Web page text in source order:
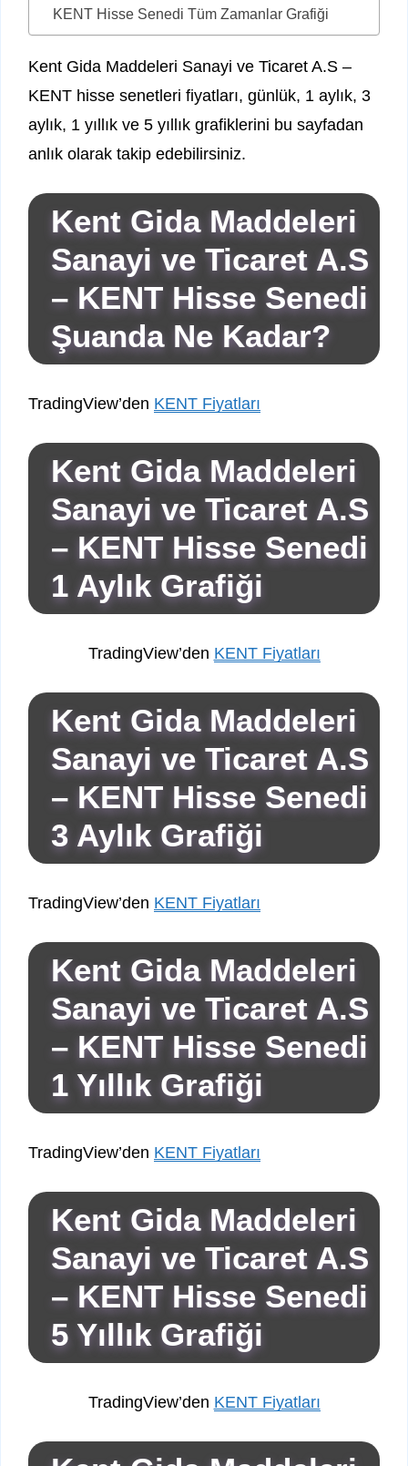
KENT Hisse Senedi Tüm Zamanlar Grafiği
Kent Gida Maddeleri Sanayi ve Ticaret A.S –
KENT hisse senetleri fiyatları, günlük, 1 aylık, 3
aylık, 1 yıllık ve 5 yıllık grafiklerini bu sayfadan
anlık olarak takip edebilirsiniz.
Kent Gida Maddeleri
Sanayi ve Ticaret A.S
– KENT Hisse Senedi
Şuanda Ne Kadar?
TradingView’den KENT Fiyatları
Kent Gida Maddeleri
Sanayi ve Ticaret A.S
– KENT Hisse Senedi
1 Aylık Grafiği
TradingView’den KENT Fiyatları
Kent Gida Maddeleri
Sanayi ve Ticaret A.S
– KENT Hisse Senedi
3 Aylık Grafiği
TradingView’den KENT Fiyatları
Kent Gida Maddeleri
Sanayi ve Ticaret A.S
– KENT Hisse Senedi
1 Yıllık Grafiği
TradingView’den KENT Fiyatları
Kent Gida Maddeleri
Sanayi ve Ticaret A.S
– KENT Hisse Senedi
5 Yıllık Grafiği
TradingView’den KENT Fiyatları